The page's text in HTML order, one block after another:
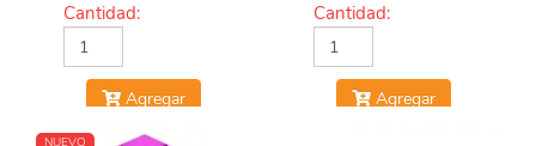
Cantidad:
Agregar
Cantidad:
Agregar
NUEVO